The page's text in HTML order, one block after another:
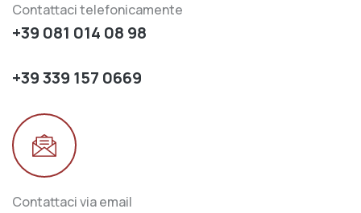
Contattaci telefonicamente
+39 081 014 08 98
+39 339 157 0669
Contattaci via email